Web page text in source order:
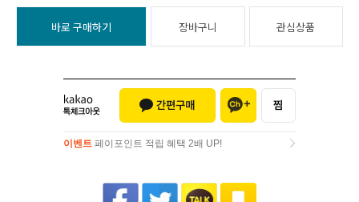
바로 구매하기 장바구니 관심상품
이벤트 페이포인트 적립 혜택 2배 UP!